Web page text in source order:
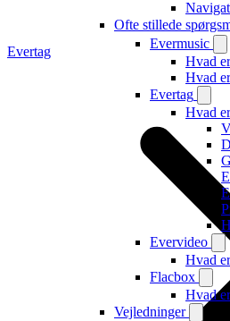
Ofte stillede
Evermusic
Hvad
Hvad
Evertag
Hvad
Evervideo
Hvad
Flacbox
Hvad
Vejledninger
Evertag